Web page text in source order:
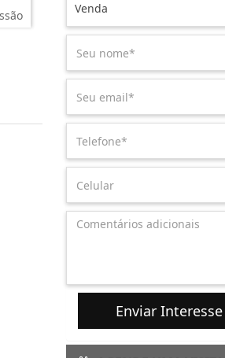
Venda
Enviar Interesse